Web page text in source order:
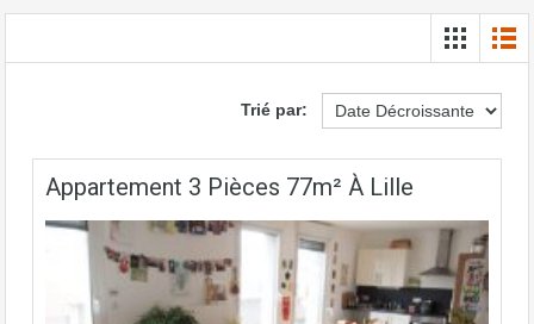
Trié par:
Appartement 3 Pièces 77m² À Lille